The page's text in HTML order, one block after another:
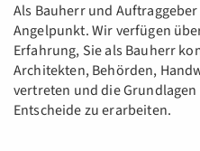
Als Bauherr und
Angelpunkt. Wir verfügen
Erfahrung, Sie als Bauherr
Architekten, Behörden,
vertreten und die
Entscheide zu erarbeiten.